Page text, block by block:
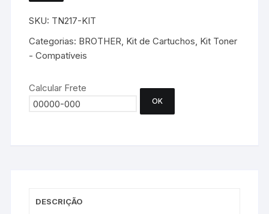
–
EVOLUT
DE
DESEJOS.
SKU: TN217-KIT
Categorias: BROTHER, Kit de Cartuchos, Kit Toner
- Compatíveis
Calcular Frete
OK
DESCRIÇÃO